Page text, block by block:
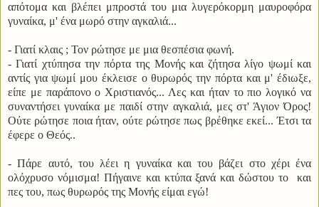
απότομα και βλέπει μπροστά του μια λυγερόκορμη μαυροφόρα
γυναίκα, μ' ένα μωρό στην αγκαλιά...
- Γιατί κλαις ; Τον ρώτησε με μια θεσπέσια φωνή.
- Γιατί χτύπησα την πόρτα της Μονής και ζήτησα λίγο ψωμί και
αντίς για ψωμί μου έκλεισε ο θυρωρός την πόρτα και μ' έδιωξε,
είπε με παράπονο ο Χριστιανός... Λες και ήταν το πιο λογικό να
συναντήσει γυναίκα με παιδί στην αγκαλιά, μες στ' Άγιον Όρος!
Ούτε ρώτησε ποια ήταν, ούτε ρώτησε πως βρέθηκε εκεί... Έτσι τα
έφερε ο Θεός..
- Πάρε αυτό, του λέει η γυναίκα και του βάζει στο χέρι ένα
ολόχρυσο νόμισμα! Πήγαινε και κτύπα ξανά και δώστου το και
πες του, πως θυρωρός της Μονής είμαι εγώ!